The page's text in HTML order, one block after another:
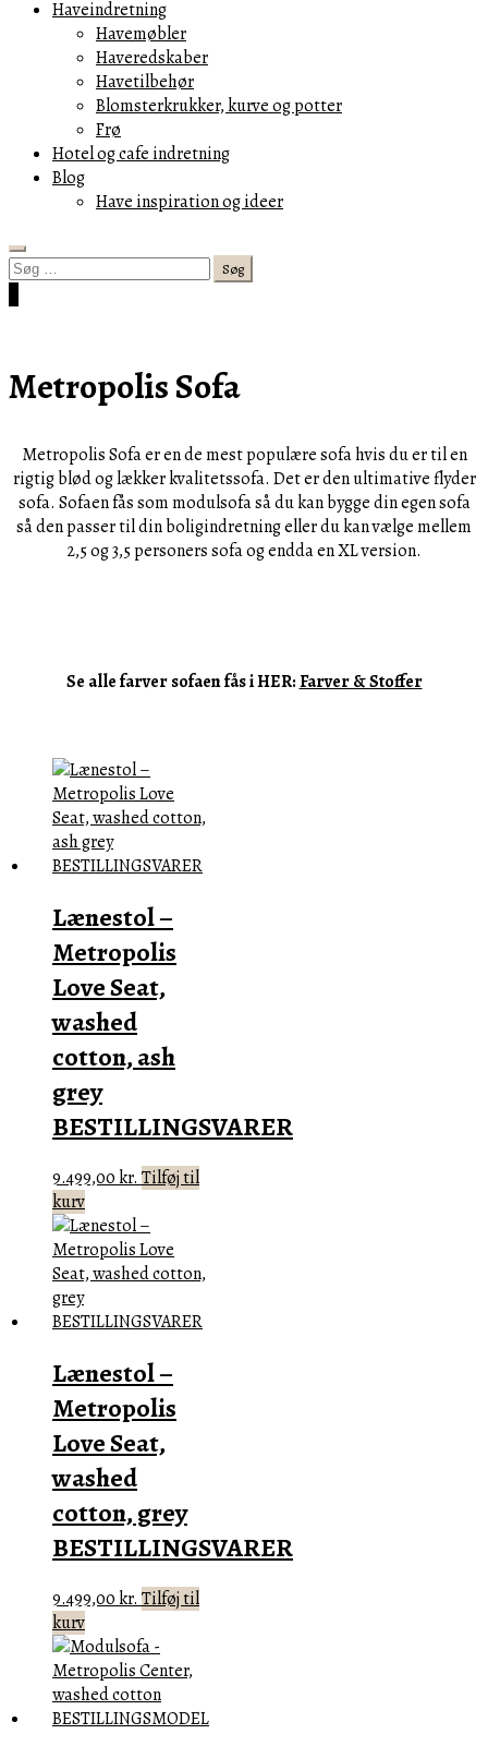
Haveindretning
Havemøbler
Haveredskaber
Havetilbehør
Blomsterkrukker, kurve og potter
Frø
Hotel og cafe indretning
Blog
Have inspiration og ideer
Search
Søg
efter:
Metropolis Sofa
Metropolis Sofa er en de mest populære sofa hvis du er til en
rigtig blød og lækker kvalitetssofa. Det er den ultimative flyder
sofa. Sofaen fås som modulsofa så du kan bygge din egen sofa
så den passer til din boligindretning eller du kan vælge mellem
2,5 og 3,5 personers sofa og endda en XL version.
Se alle farver sofaen fås i HER:Farver & Stoffer
Lænestol –
Metropolis
Love Seat,
washed
cotton, ash
grey
BESTILLINGSVARER
9.499,00kr. Tilføj til
kurv
Lænestol –
Metropolis
Love Seat,
washed
cotton, grey
BESTILLINGSVARER
9.499,00kr. Tilføj til
kurv